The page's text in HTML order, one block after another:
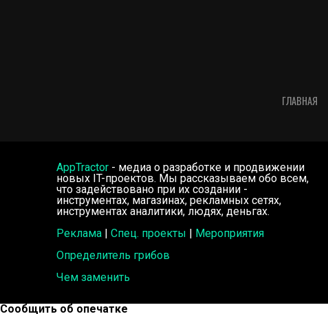
ГЛАВНАЯ
AppTractor - медиа о разработке и продвижении
новых IT-проектов. Мы рассказываем обо всем,
что задействовано при их создании -
инструментах, магазинах, рекламных сетях,
инструментах аналитики, людях, деньгах.
Реклама | Спец. проекты | Мероприятия
Определитель грибов
Чем заменить
Сообщить об опечатке